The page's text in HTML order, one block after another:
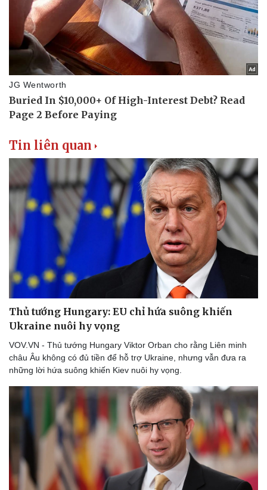
Văn hóa
Sân khấu - Điện ảnh
Văn học
Âm nhạc
Giải trí
Nghệ sĩ
Thời trang
Tin liên quan
Thủ tướng Hungary: EU chỉ hứa suông khiến
Ukraine nuôi hy vọng
VOV.VN - Thủ tướng Hungary Viktor Orban cho rằng Liên minh
châu Âu không có đủ tiền để hỗ trợ Ukraine, nhưng vẫn đưa ra
những lời hứa suông khiến Kiev nuôi hy vọng.